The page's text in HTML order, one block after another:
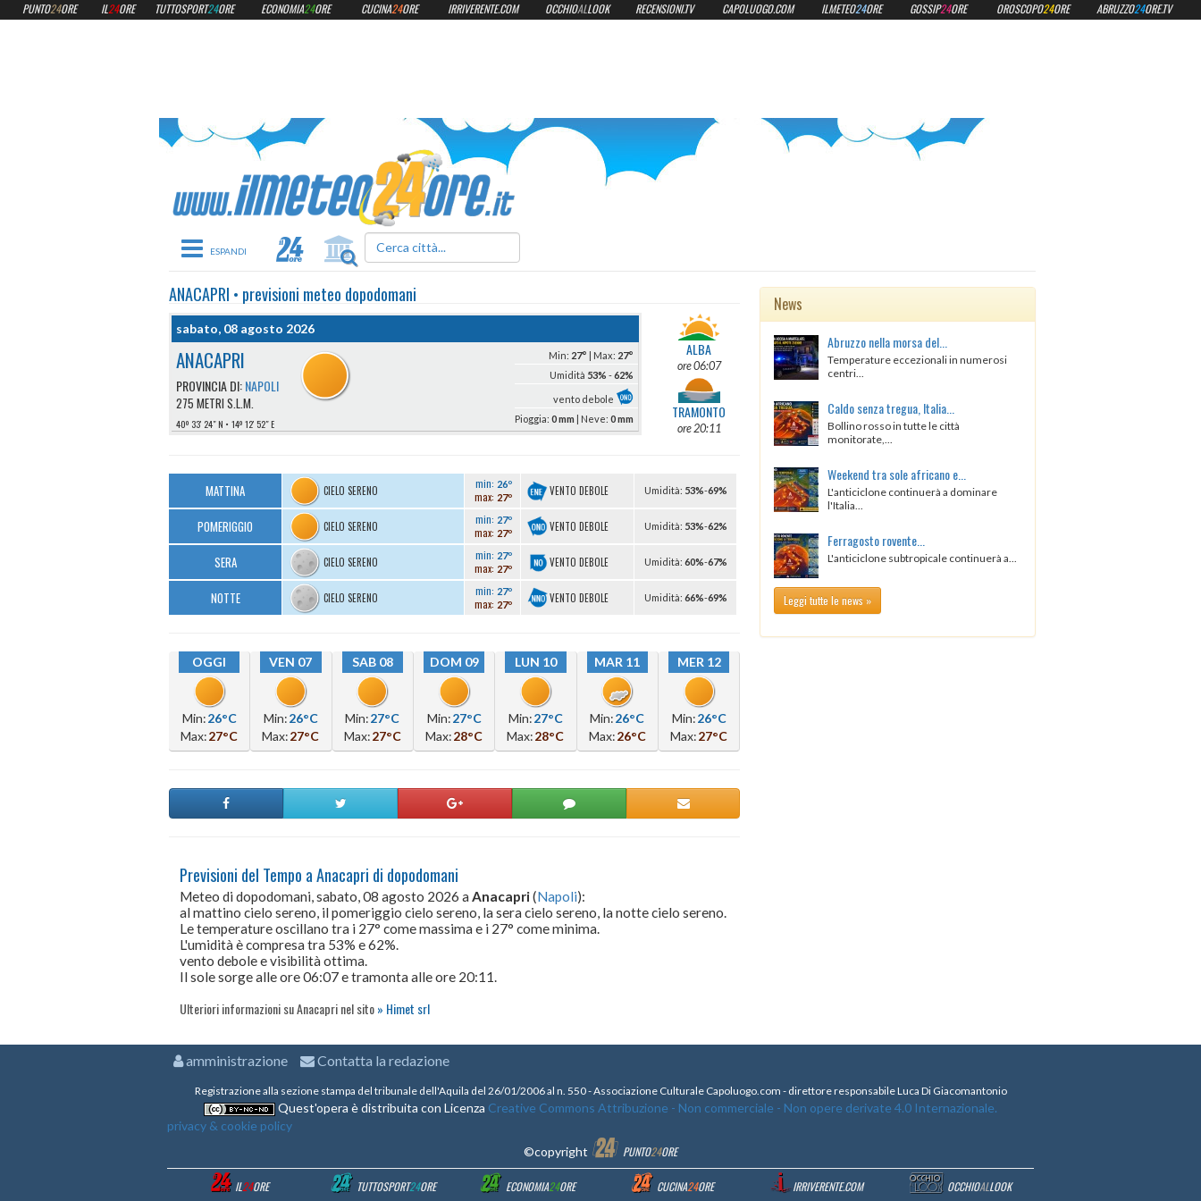
ilmeteo24ore.it
Toggle navigation
ANACAPRI • previsioni meteo dopodomani
sabato, 08 agosto 2026
ANACAPRI
PROVINCIA DI:NAPOLI
275 METRI S.L.M.
40º 33′ 24″ N 14º 12′ 52″ E
Min: 27° | Max: 27°
Umidità 53%-62%
vento debole
Pioggia:0 mm | Neve:0 mm
ALBA
ore 06:07
TRAMONTO
ore 20:11
MATTINA CIELO SERENO min: 26º
max: 27º VENTO DEBOLE Umidità: 53%-69%
POMERIGGIO CIELO SERENO min: 27º
max: 27º VENTO DEBOLE Umidità: 53%-62%
SERA CIELO SERENO min: 27º
max: 27º VENTO DEBOLE Umidità: 60%-67%
NOTTE CIELO SERENO min: 27º
max: 27º VENTO DEBOLE Umidità: 66%-69%
OGGI
Min:26°C
Max:27°C
VEN 07
Min:26°C
Max:27°C
SAB 08
Min:27°C
Max:27°C
DOM 09
Min:27°C
Max:28°C
LUN 10
Min:27°C
Max:28°C
MAR 11
Min:26°C
Max:26°C
MER 12
Min:26°C
Max:27°C
Previsioni del Tempo a Anacapri di dopodomani
Meteo di dopodomani, sabato, 08 agosto 2026 a Anacapri(Napoli):
al mattino cielo sereno, il pomeriggio cielo sereno, la sera cielo sereno, la notte cielo sereno.
Le temperature oscillano tra i 27° come massima e i 27° come minima.
L'umidità è compresa tra 53% e 62%.
vento debole e visibilità ottima.
Il sole sorge alle ore 06:07 e tramonta alle ore 20:11.
Ulteriori informazioni su Anacapri nel sito Himet srl
News
Abruzzo nella morsa del...
Temperature eccezionali in numerosi
centri...
Caldo senza tregua, Italia...
Bollino rosso in tutte le città
monitorate,...
Weekend tra sole africano e...
L'anticiclone continuerà a dominare
l'Italia...
Ferragosto rovente...
L'anticiclone subtropicale continuerà a...
Leggi tutte le news »
PUNTO24ORE IL24ORE TUTTOSPORT24ORE ECONOMIA24ORE CUCINA24ORE IRRIVERENTE.COM OCCHIOALLOOK RECENSIONI.TV CAPOLUOGO.COM ILMETEO24ORE GOSSIP24ORE OROSCOPO24ORE ABRUZZO24ORE.TV
amministrazione Contatta la redazione
Registrazione alla sezione stampa del tribunale dell'Aquila del 26/01/2006 al n. 550 - Associazione Culturale Capoluogo.com - direttore responsabile Luca Di Giacomantonio
Quest'opera è distribuita con Licenza Creative Commons Attribuzione - Non commerciale - Non opere derivate 4.0 Internazionale.
privacy & cookie policy
©copyright
PUNTO24ORE
IL24ORE TUTTOSPORT24ORE ECONOMIA24ORE CUCINA24ORE IRRIVERENTE.COM OCCHIOALLOOK